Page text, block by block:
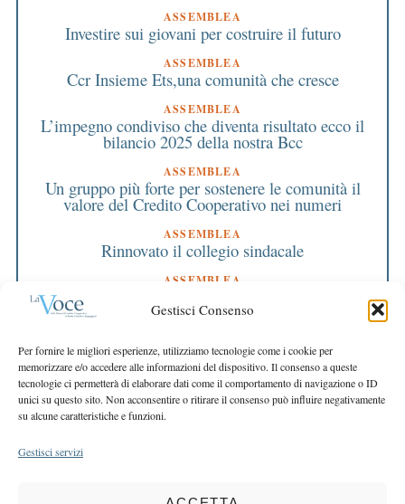
Gestisci Consenso
Per fornire le migliori esperienze, utilizziamo tecnologie come i cookie per
memorizzare e/o accedere alle informazioni del dispositivo. Il consenso a queste
tecnologie ci permetterà di elaborare dati come il comportamento di navigazione o ID
unici su questo sito. Non acconsentire o ritirare il consenso può influire negativamente
su alcune caratteristiche e funzioni.
Gestisci servizi
ASSEMBLEA
Investire sui giovani per costruire il futuro
ASSEMBLEA
Ccr Insieme Ets,una comunità che cresce
ASSEMBLEA
L’impegno condiviso che diventa risultato ecco il
bilancio 2025 della nostra Bcc
ASSEMBLEA
Un gruppo più forte per sostenere le comunità il
valore del Credito Cooperativo nei numeri
ASSEMBLEA
Rinnovato il collegio sindacale
ASSEMBLEA
Bilancio approvato all’unanimità e 2 milioni
destinati al territorio
EDITORIALE DIRETTORE
Crescere restando riconoscibili
EDITORIALE PRESIDENTE
Costruire futuro insieme